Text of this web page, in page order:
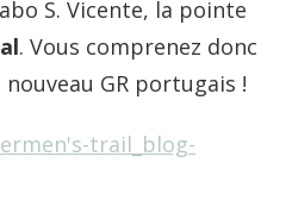
S. Vicente, la pointe
. Vous comprenez donc
GR portugais !